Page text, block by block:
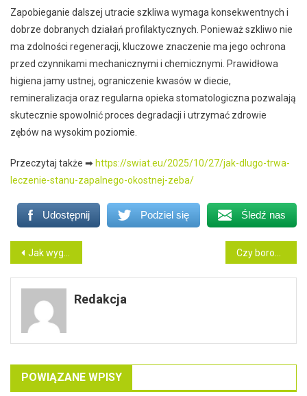
Zapobieganie dalszej utracie szkliwa wymaga konsekwentnych i
dobrze dobranych działań profilaktycznych. Ponieważ szkliwo nie
ma zdolności regeneracji, kluczowe znaczenie ma jego ochrona
przed czynnikami mechanicznymi i chemicznymi. Prawidłowa
higiena jamy ustnej, ograniczenie kwasów w diecie,
remineralizacja oraz regularna opieka stomatologiczna pozwalają
skutecznie spowolnić proces degradacji i utrzymać zdrowie
zębów na wysokim poziomie.
Przeczytaj także ➡ https://swiat.eu/2025/10/27/jak-dlugo-trwa-
leczenie-stanu-zapalnego-okostnej-zeba/
Udostępnij Podziel się Śledź nas
Nawigacja
wpisu
Jak wygląda zabieg odsłaniania zatrzymanego zęba?
Redakcja
POWIĄZANE WPISY